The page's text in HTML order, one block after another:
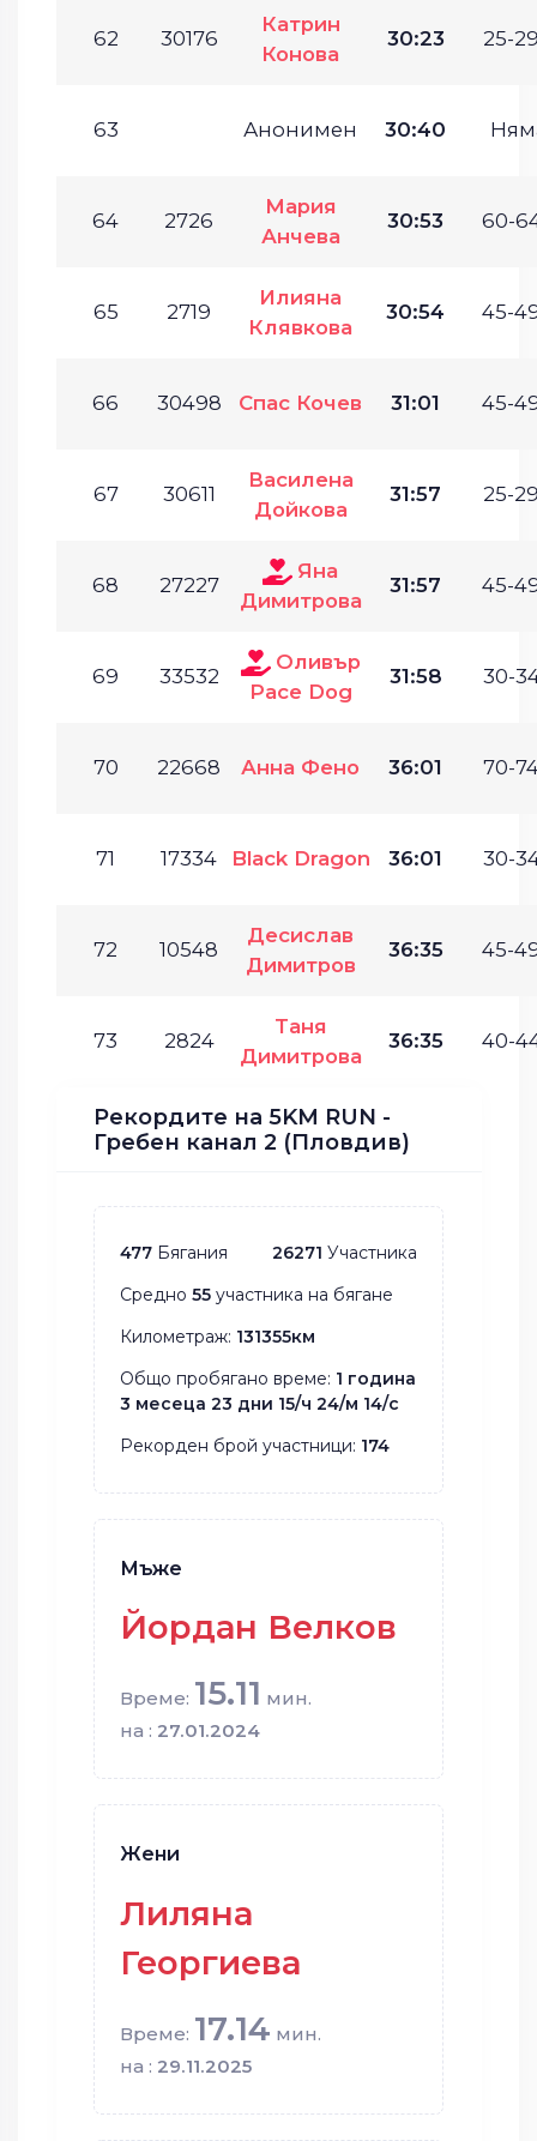
62 30176
Катрин
Конова
30:23 25-
63 Анонимен 30:40
64 2726
Мария
Анчева
30:53 60-
65 2719
Илияна
Клявкова
30:54 45-
66 30498 Спас Кочев 31:01 45-
67 30611
Василена
Дойкова
31:57 25-
68 27227
Яна
Димитрова
31:57 45-
69 33532
Оливър
Pace Dog
31:58 30-
70 22668 Анна Фено 36:01 70-
71 17334 Black Dragon 36:01 30-
72 10548
Десислав
Димитров
36:35 45-
73 2824
Таня
Димитрова
36:35 40-
Рекордите на 5KM RUN -
Гребен канал 2 (Пловдив)
477 Бягания 26271 Участника
Средно 55 участника на бягане
Километраж: 131355км
Общо пробягано време: 1 година
3 месеца 23 дни 15/ч 24/м 14/с
Рекорден брой участници: 174
Мъже
Йордан Велков
Време: 15.11 мин.
на : 27.01.2024
Жени
Лиляна
Георгиева
Време: 17.14 мин.
на : 29.11.2025